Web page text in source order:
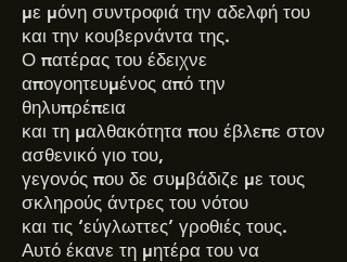
με μόνη συντροφιά την αδελφή του
και την κουβερνάντα της.
Ο πατέρας του έδειχνε
απογοητευμένος από την
θηλυπρέπεια
και τη μαλθακότητα που έβλεπε στον
ασθενικό γιο του,
γεγονός που δε συμβάδιζε με τους
σκληρούς άντρες του νότου
και τις ‘εύγλωττες’ γροθιές τους.
Αυτό έκανε τη μητέρα του να